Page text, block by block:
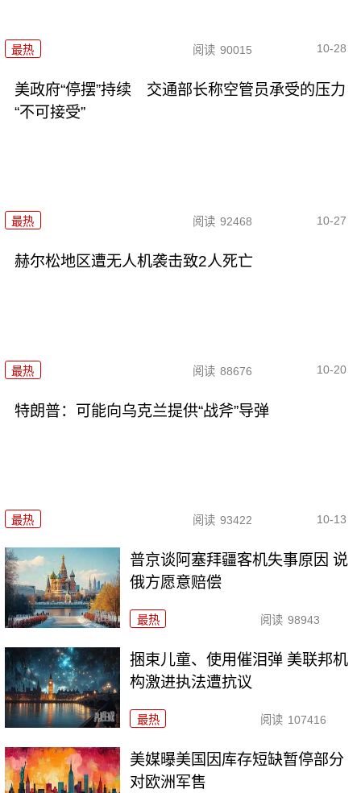
最热 阅读 90015 10-28
美政府“停摆”持续 交通部长称空管员承受的压力
“不可接受”
最热 阅读 92468 10-27
赫尔松地区遭无人机袭击致2人死亡
最热 阅读 88676 10-20
特朗普：可能向乌克兰提供“战斧”导弹
最热 阅读 93422 10-13
普京谈阿塞拜疆客机失事原因 说
俄方愿意赔偿
最热 阅读 98943
捆束儿童、使用催泪弹 美联邦机
构激进执法遭抗议
最热 阅读 107416
美媒曝美国因库存短缺暂停部分
对欧洲军售